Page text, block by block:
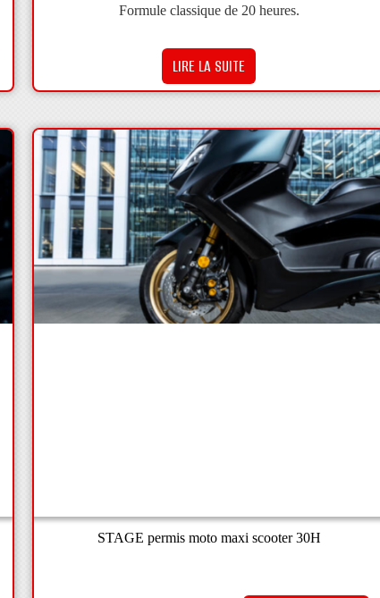
Formule classique de 20 heures.
LIRE LA SUITE
STAGE permis moto maxi scooter 30H